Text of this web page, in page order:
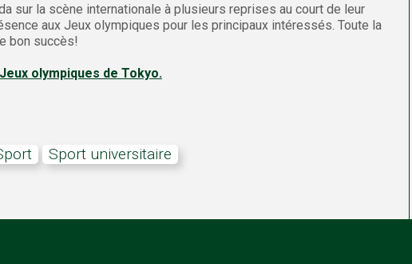
sur la scène internationale à plusieurs reprises au court de leur
aux Jeux olympiques pour les principaux intéressés. Toute la
bon succès!
olympiques de Tokyo.
Sport sport universitaire